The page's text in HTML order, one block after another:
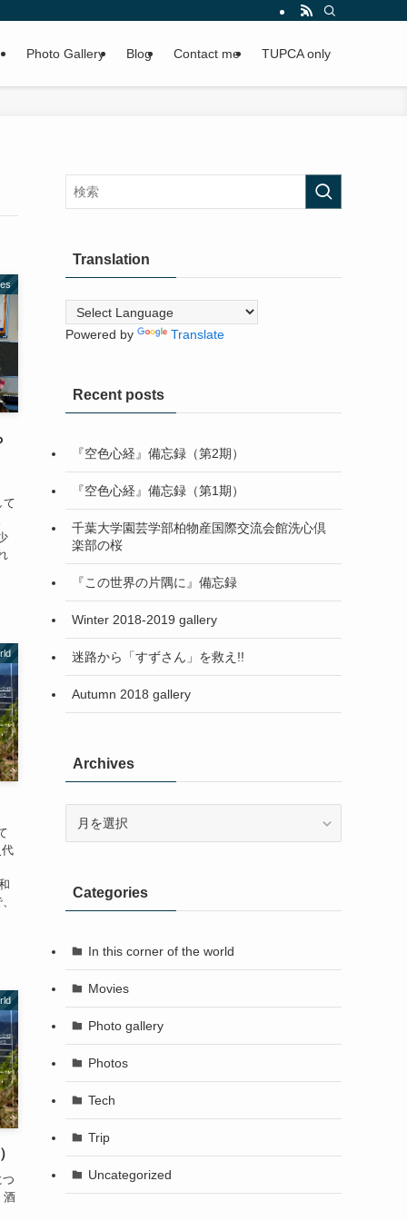
Photo Gallery Blog Contact me TUPCA only
て
酒
Translation
Powered by Translate
Recent posts
『空色心経』備忘録（第2期）
『空色心経』備忘録（第1期）
千葉大学園芸学部柏物産国際交流会館洗心倶
楽部の桜
『この世界の片隅に』備忘録
Winter 2018-2019 gallery
迷路から「すずさん」を救え!!
Autumn 2018 gallery
Archives
Categories
In this corner of the world
Movies
Photo gallery
Photos
Tech
Trip
Uncategorized